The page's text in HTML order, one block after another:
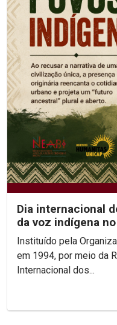
Dia internacional
da voz indígena
Instituído pela
em 1994, por meio da
Internacional dos...